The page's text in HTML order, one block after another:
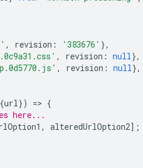
, revision : '383676' },
, revision : null},
, revision : null},
url}) => {
here...
, alteredUrlOption2];